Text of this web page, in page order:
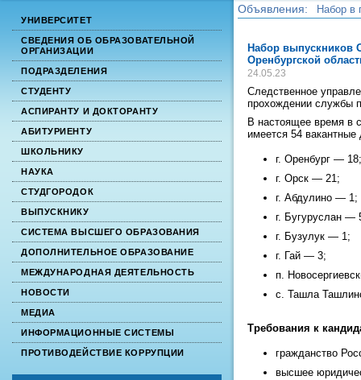
УНИВЕРСИТЕТ
СВЕДЕНИЯ ОБ ОБРАЗОВАТЕЛЬНОЙ
ОРГАНИЗАЦИИ
ПОДРАЗДЕЛЕНИЯ
СТУДЕНТУ
АСПИРАНТУ И ДОКТОРАНТУ
АБИТУРИЕНТУ
ШКОЛЬНИКУ
НАУКА
СТУДГОРОДОК
ВЫПУСКНИКУ
СИСТЕМА ВЫСШЕГО ОБРАЗОВАНИЯ
ДОПОЛНИТЕЛЬНОЕ ОБРАЗОВАНИЕ
МЕЖДУНАРОДНАЯ ДЕЯТЕЛЬНОСТЬ
НОВОСТИ
МЕДИА
ИНФОРМАЦИОННЫЕ СИСТЕМЫ
ПРОТИВОДЕЙСТВИЕ КОРРУПЦИИ
Объявления:
Набор в
Набор выпускников
Оренбургской
24.05.23
Следственное
прохождении службы
В настоящее время в
имеется 54
г. Оренбург — 18;
г. Орск — 21;
г. Абдулино — 1;
г. Бугуруслан —
г. Бузулук — 1;
г. Гай — 3;
п.
с. Ташла
Требования к
гражданство
высшее